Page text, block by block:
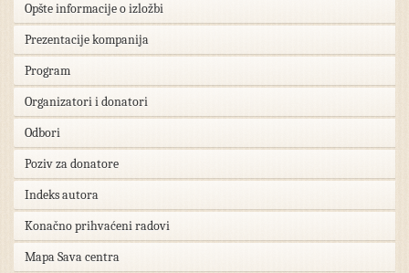
Opšte informacije o izložbi
Prezentacije kompanija
Program
Organizatori i donatori
Odbori
Poziv za donatore
Indeks autora
Konačno prihvaćeni radovi
Mapa Sava centra